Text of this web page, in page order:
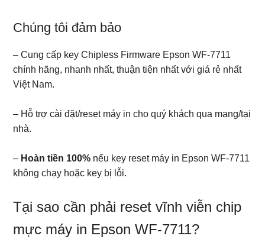
Chúng tôi đảm bảo
– Cung cấp key Chipless Firmware Epson WF-7711
chính hãng, nhanh nhất, thuận tiện nhất với giá rẻ nhất
Việt Nam.
– Hỗ trợ cài đặt/reset máy in cho quý khách qua mạng/tại
nhà.
– Hoàn tiền 100% nếu key reset máy in Epson WF-7711
không chạy hoặc key bị lỗi.
Tại sao cần phải reset vĩnh viễn chip
mực máy in Epson WF-7711?